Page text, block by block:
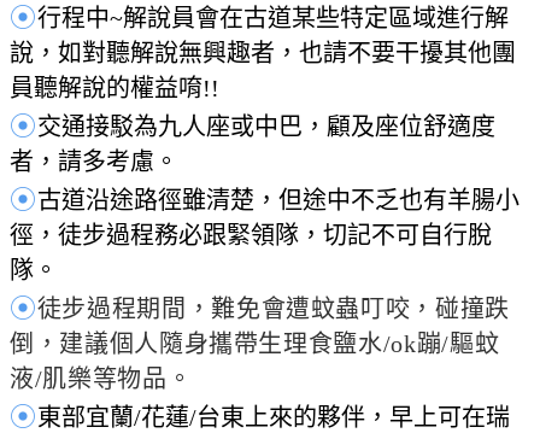
⦿行程中~解說員會在古道某些特定區域進行解
說 ，如對聽解說無興趣者，也請不要干擾其他團
員聽解說的權益唷!!
⦿交通接駁為九人座或中巴，顧及座位舒適度
者，請多考慮。
⦿古道沿途路徑雖清楚，但途中不乏也有羊腸小
徑，徒步過程務必跟緊領隊，切記不可自行脫
隊。
⦿徒步過程期間，難免會遭蚊蟲叮咬，碰撞跌
倒，建議個人隨身攜帶生理食鹽水/ok蹦/驅蚊
液/肌樂等物品。
⦿東部宜蘭/花蓮/台東上來的夥伴，早上可在瑞